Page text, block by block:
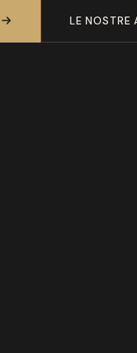
LE NOSTRE